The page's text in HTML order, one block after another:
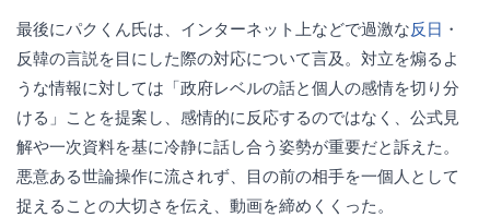
最後にパクくん氏は、インターネット上などで過激な反日 ・
反韓の言説を目にした際の対応について言及。対立を煽るよ
うな情報に対しては「政府レベルの話と個人の感情を切り分
ける」ことを提案し、感情的に反応するのではなく、公式見
解や一次資料を基に冷静に話し合う姿勢が重要だと訴えた。
悪意ある世論操作に流されず、目の前の相手を一個人として
捉えることの大切さを伝え、動画を締めくくった。